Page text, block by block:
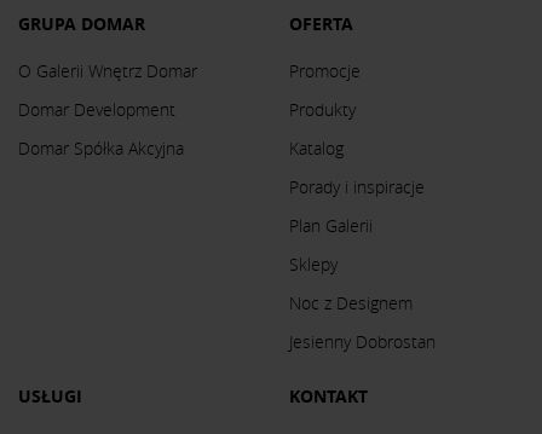
GRUPA DOMAR
O Galerii Wnętrz Domar
Domar Development
Domar Spółka Akcyjna
OFERTA
Promocje
Produkty
Katalog
Porady i inspiracje
Plan Galerii
Sklepy
Noc z Designem
Jesienny Dobrostan
USŁUGI KONTAKT